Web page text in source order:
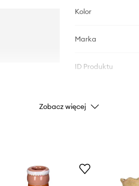
Kolor
Marka
ID Produktu
Zobacz więcej